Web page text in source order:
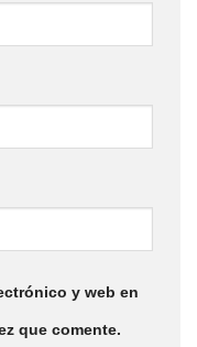
y web en
que comente.